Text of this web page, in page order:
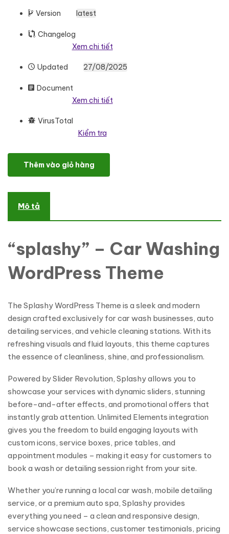
Version latest
Changelog
Xem chi tiết
Updated 27/08/2025
Document
Xem chi tiết
VirusTotal
Kiểm tra
Splashy - Car Washing Multipurpose Responsive WordPress
Thêm vào giỏ hàng
Mô tả
“splashy” – Car Washing
WordPress Theme
The Splashy WordPress Theme is a sleek and modern
design crafted exclusively for car wash businesses, auto
detailing services, and vehicle cleaning stations. With its
refreshing visuals and fluid layouts, this theme captures
the essence of cleanliness, shine, and professionalism.
Powered by Slider Revolution, Splashy allows you to
showcase your services with dynamic sliders, stunning
before-and-after effects, and promotional offers that
instantly grab attention. Unlimited Elements integration
gives you the freedom to build engaging layouts with
custom icons, service boxes, price tables, and
appointment modules – making it easy for customers to
book a wash or detailing session right from your site.
Whether you’re running a local car wash, mobile detailing
service, or a premium auto spa, Splashy provides
everything you need – a clean and responsive design,
service showcase sections, customer testimonials, pricing